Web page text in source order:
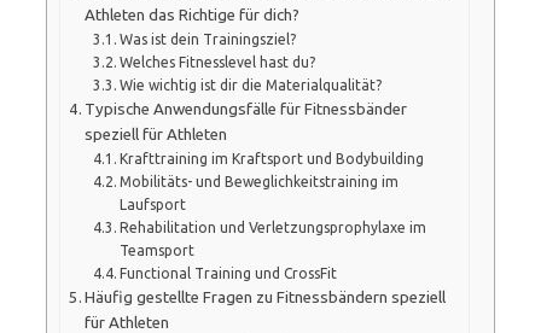
Athleten das Richtige für dich?
Was ist dein Trainingsziel?
Welches Fitnesslevel hast du?
Wie wichtig ist dir die Materialqualität?
Typische Anwendungsfälle für Fitnessbänder
speziell für Athleten
Krafttraining im Kraftsport und Bodybuilding
Mobilitäts- und Beweglichkeitstraining im
Laufsport
Rehabilitation und Verletzungsprophylaxe im
Teamsport
Functional Training und CrossFit
Häufig gestellte Fragen zu Fitnessbändern speziell
für Athleten